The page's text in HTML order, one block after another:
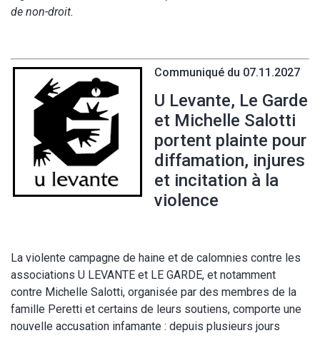
de non-droit.
Communiqué du 07.11.2027
U Levante, Le Garde
et Michelle Salotti
portent plainte pour
diffamation, injures
et incitation à la
violence
La violente campagne de haine et de calomnies contre les
associations U LEVANTE et LE GARDE, et notamment
contre Michelle Salotti, organisée par des membres de la
famille Peretti et certains de leurs soutiens, comporte une
nouvelle accusation infamante : depuis plusieurs jours